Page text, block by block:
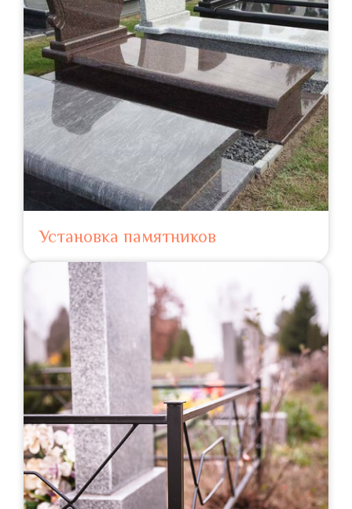
Установка памятников